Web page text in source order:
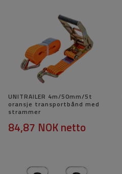
UNITRAILER 4m/50mm/5t
oransje transportbånd med
strammer
84,87 NOKnetto